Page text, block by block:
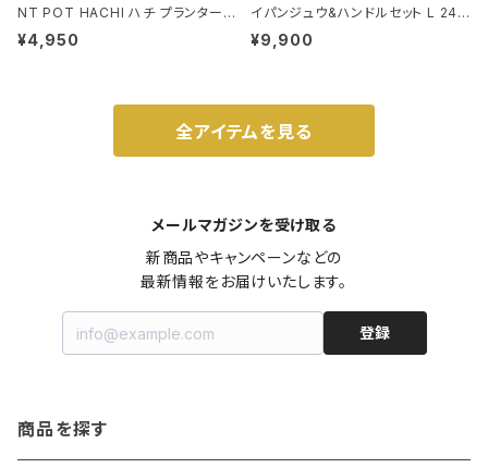
NT POT HACHI ハチ プランターポ
ット 3号 ブラック
¥4,950
イパンジュウ&ハンドルセット L 24c
m ガス火・IH対応 鉄フライパン ウォ
¥9,900
全アイテムを見る
メールマガジンを受け取る
新商品やキャンペーンなどの
最新情報をお届けいたします。
登録
商品を探す